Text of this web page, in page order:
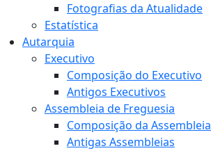
Fotografias da Atualidade
Estatística
Autarquia
Executivo
Composição do Executivo
Antigos Executivos
Assembleia de Freguesia
Composição da Assembleia
Antigas Assembleias